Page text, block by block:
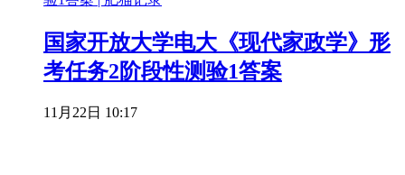
国家开放大学电大《现代家政学》形
考任务2阶段性测验1答案
11月22日 10:17